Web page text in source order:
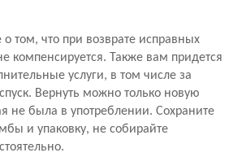
о том, что при возврате исправных
компенсируется. Также вам придется
услуги, в том числе за
Вернуть можно только новую
не была в употреблении. Сохраните
и упаковку, не собирайте